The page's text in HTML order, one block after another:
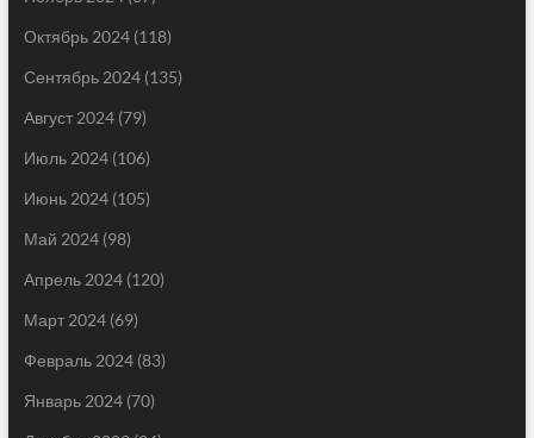
Октябрь 2024(118)
Сентябрь 2024(135)
Август 2024(79)
Июль 2024(106)
Июнь 2024(105)
Май 2024(98)
Апрель 2024(120)
Март 2024(69)
Февраль 2024(83)
Январь 2024(70)